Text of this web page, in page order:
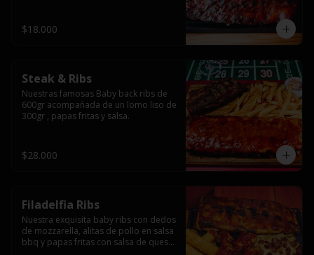
$18.000
Steak & Ribs
Nuestras famosas Baby back ribs de
600gr acompañada de un lomo liso de
300gr , papas fritas y salsa.
$28.000
Filadelfia Ribs
Nuestra exquisita baby ribs con dedos
de mozzarella, alitas de pollo en salsa
bbq y papas fritas con salsa de queso